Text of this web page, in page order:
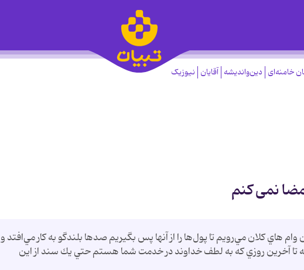
خامنه‌ای دین‌واندیشه آقایان نیوزیک
نمی کنم
هاي كلان مي‌رويم تا پول‌ها را از آنها پس بگيريم صدها بلندگو به كار مي‌افتد و
تا آخرين روزي كه به لطف خداوند در خدمت شما هستم حتي يك سند از اين